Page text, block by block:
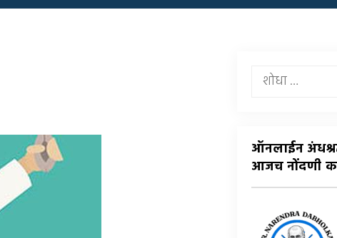
यांचा
ऑनलाईन
आजच नोंदणी